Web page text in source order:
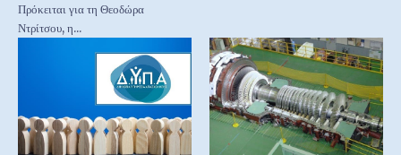
Πρόκειται για τη Θεοδώρα
Ντρίτσου, η...